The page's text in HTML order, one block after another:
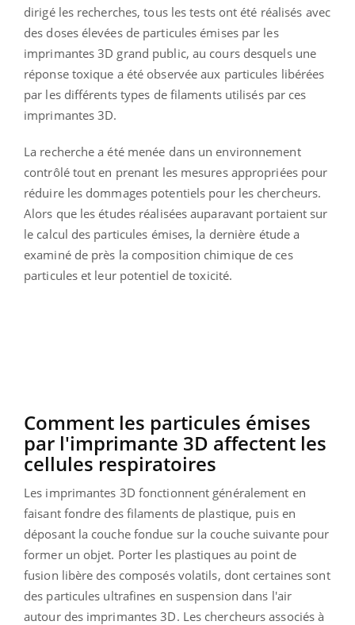
dirigé les recherches, tous les tests ont été réalisés avec
des doses élevées de particules émises par les
imprimantes 3D grand public, au cours desquels une
réponse toxique a été observée aux particules libérées
par les différents types de filaments utilisés par ces
imprimantes 3D.
La recherche a été menée dans un environnement
contrôlé tout en prenant les mesures appropriées pour
réduire les dommages potentiels pour les chercheurs.
Alors que les études réalisées auparavant portaient sur
le calcul des particules émises, la dernière étude a
examiné de près la composition chimique de ces
particules et leur potentiel de toxicité.
Comment les particules émises
par l'imprimante 3D affectent les
cellules respiratoires
Les imprimantes 3D fonctionnent généralement en
faisant fondre des filaments de plastique, puis en
déposant la couche fondue sur la couche suivante pour
former un objet. Porter les plastiques au point de
fusion libère des composés volatils, dont certaines sont
des particules ultrafines en suspension dans l'air
autour des imprimantes 3D. Les chercheurs associés à